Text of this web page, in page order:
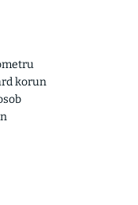
korun